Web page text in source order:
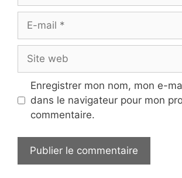
mail
web
Enregistrer mon nom, mon e-
dans le navigateur pour mon
commentaire.